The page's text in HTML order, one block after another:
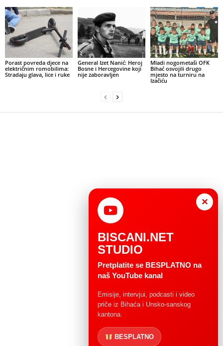
Porast povreda djece na
električnim romobilima:
Stradaju glava, lice i ruke
General Izet Nanić: Heroj
Bosne i Hercegovine koji
nije zaboravljen
Mladi nogometaši OFK
Bihać osvojili drugo
mjesto na turniru na
Izačiću
×
BISCANI.NET
STUDIO
Pretplatite se BESPLATNO na
naš YouTube kanal
Emisije, intervjui, podcasti i video
priče iz Bihaća i Unsko-sanskog
kantona.
BESPLATNO